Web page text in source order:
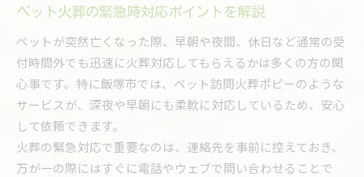
ペット火葬の緊急時対応ポイントを解説
ペットが突然亡くなった際、早朝や夜間、休日など通常の受
付時間外でも迅速に火葬対応してもらえるかは多くの方の関
心事です。特に飯塚市では、ペット訪問火葬ポピーのような
サービスが、深夜や早朝にも柔軟に対応しているため、安心
して依頼できます。
火葬の緊急対応で重要なのは、連絡先を事前に控えておき、
万が一の際にはすぐに電話やウェブで問い合わせることで